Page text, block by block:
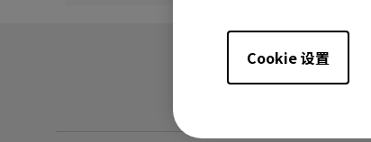
Cookie 设置